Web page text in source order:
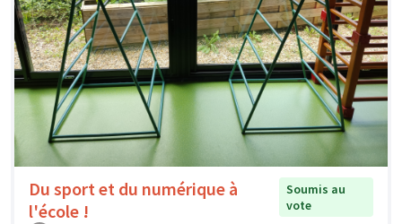
Du sport et du numérique à
l'école !
Soumis au
vote